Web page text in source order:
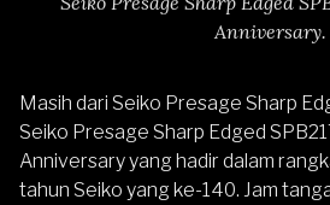
Anniversary.
Masih dari Seiko Presage Sharp
Seiko Presage Sharp Edged
Anniversaryyang hadir dalam
tahun Seiko yang ke-140. Jam